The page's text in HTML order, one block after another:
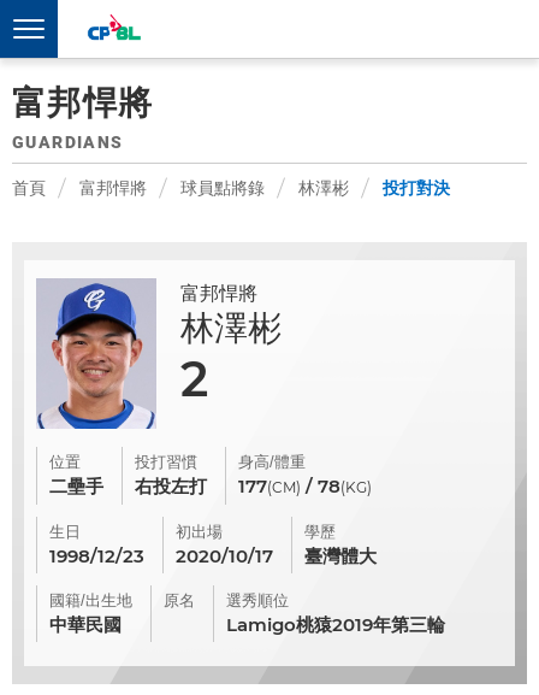
富邦悍將
GUARDIANS
首頁 富邦悍將 球員點將錄 林澤彬 投打對決
富邦悍將
林澤彬
2
位置
二壘手
投打習慣
右投左打
身高/體重
177(CM) / 78(KG)
生日
1998/12/23
初出場
2020/10/17
學歷
臺灣體大
國籍/出生地
中華民國
原名 選秀順位
Lamigo桃猿2019年第三輪